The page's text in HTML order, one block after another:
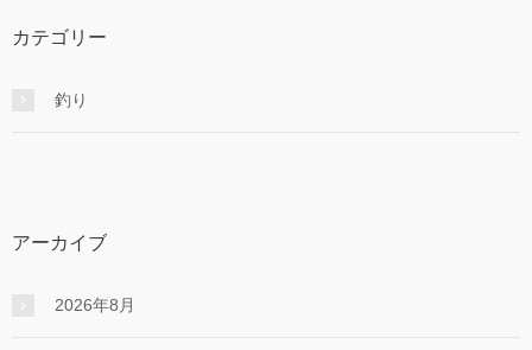
カテゴリー
釣り
アーカイブ
2026年8月